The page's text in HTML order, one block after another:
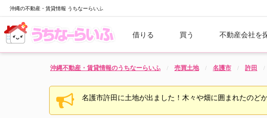
沖縄の不動産・賃貸情報 うちなーらいふ
借りる 買う 不動産会社を
沖縄不動産・賃貸情報のうちなーらいふ 売買土地 名護市 許田
名護市許田に土地が出ました！木々や畑に囲まれたの